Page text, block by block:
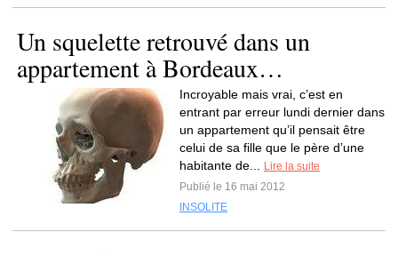
Un squelette retrouvé dans un
appartement à Bordeaux…
Incroyable mais vrai, c’est en
entrant par erreur lundi dernier dans
un appartement qu’il pensait être
celui de sa fille que le père d’une
habitante de...
Lire la suite
Publié le 16 mai 2012
INSOLITE